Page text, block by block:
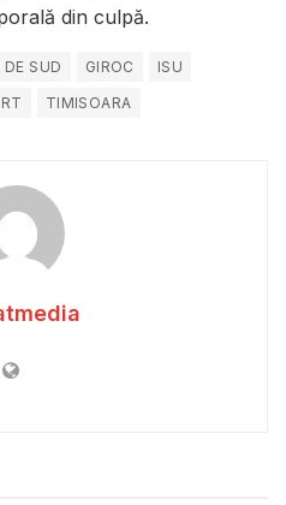
din culpă.
SUD GIROC
ISU
TIMISOARA